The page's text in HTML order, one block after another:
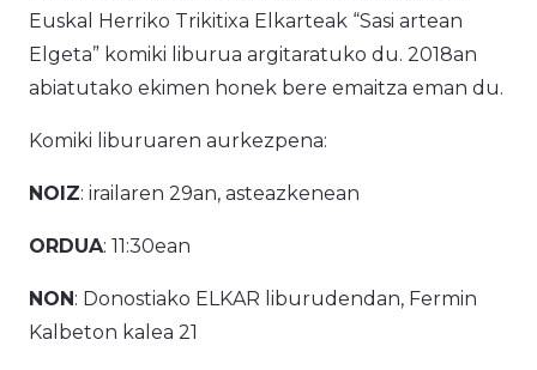
Euskal Herriko Trikitixa Elkarteak “Sasi artean
Elgeta” komiki liburua argitaratuko du. 2018an
abiatutako ekimen honek bere emaitza eman du.
Komiki liburuaren aurkezpena:
NOIZ: irailaren 29an, asteazkenean
ORDUA: 11:30ean
NON : Donostiako ELKAR liburudendan, Fermin
Kalbeton kalea 21